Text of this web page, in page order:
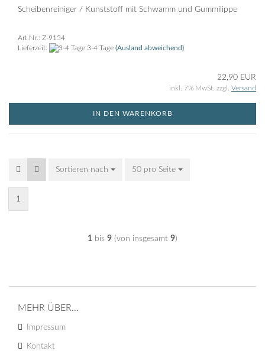
Scheibenreiniger / Kunststoff mit Schwamm und Gummilippe
Art.Nr.: Z-9154
Lieferzeit:
3-4 Tage (Ausland abweichend)
22,90 EUR
inkl. 7% MwSt. zzgl. Versand
IN DEN WARENKORB
Sortieren nach
Sortieren nach 50 pro Seite
pro Seite
1
1 bis 9 (von insgesamt 9)
MEHR ÜBER...
Impressum
Kontakt